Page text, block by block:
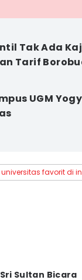
Tak Ada
Tarif
UGM
universitas favorit di
Sri Sultan Bicara